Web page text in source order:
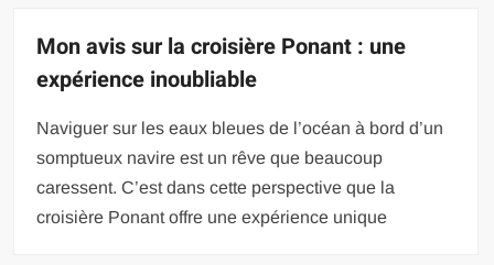
Mon avis sur la croisière Ponant : une
expérience inoubliable
Naviguer sur les eaux bleues de l’océan à bord d’un
somptueux navire est un rêve que beaucoup
caressent. C’est dans cette perspective que la
croisière Ponant offre une expérience unique